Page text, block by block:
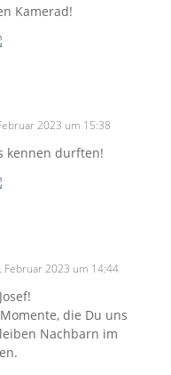
Kamerad!
2023 um 15:38
kennen durften!
Februar 2023 um 14:44
die Du uns
Nachbarn im